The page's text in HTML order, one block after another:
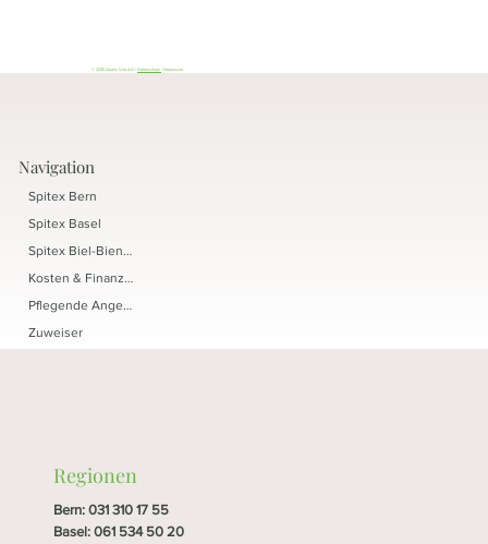
© 2035 Qualis Vita AG | Datenschutz | Impressum
Navigation
Spitex Bern
Spitex Basel
Spitex Biel-Bienne
Kosten & Finanzierung
Pflegende Angehörige
Zuweiser
Regionen
Bern:031 310 17 55
Basel:061 534 50 20